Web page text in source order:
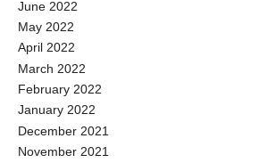
June 2022
May 2022
April 2022
March 2022
February 2022
January 2022
December 2021
November 2021